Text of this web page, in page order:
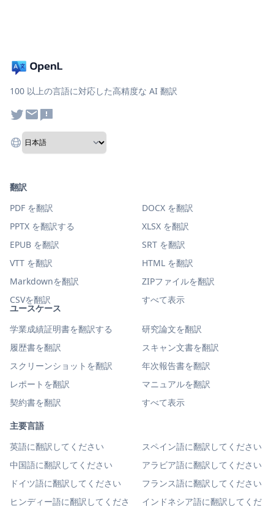
100 以上の言語に対応した高精度な AI 翻訳
ユースケース
学業成績証明書を翻訳する
研究論文を翻訳
履歴書を翻訳
スキャン文書を翻訳
スクリーンショットを翻訳
年次報告書を翻訳
レポートを翻訳
マニュアルを翻訳
契約書を翻訳
すべて表示
主要言語
英語に翻訳してください
スペイン語に翻訳してください
中国語に翻訳してください
アラビア語に翻訳してください
ドイツ語に翻訳してください
フランス語に翻訳してください
ヒンディー語に翻訳してくださ
インドネシア語に翻訳してくだ
翻訳
PDF を翻訳
DOCX を翻訳
PPTX を翻訳する
XLSX を翻訳
EPUB を翻訳
SRT を翻訳
VTT を翻訳
HTML を翻訳
Markdownを翻訳
ZIPファイルを翻訳
CSVを翻訳
すべて表示